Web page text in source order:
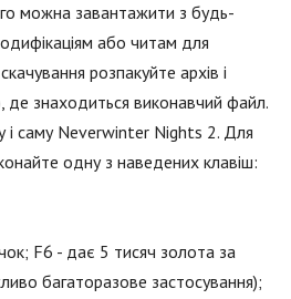
можна завантажити з будь-
або читам для
розпакуйте архів і
де знаходиться виконавчий файл.
і саму Neverwinter Nights 2. Для
одну з наведених клавіш:
F6 - дає 5 тисяч золота за
багаторазове застосування);